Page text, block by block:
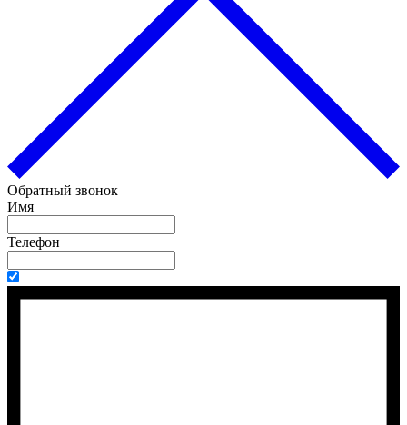
Обратный звонок
Имя
Телефон